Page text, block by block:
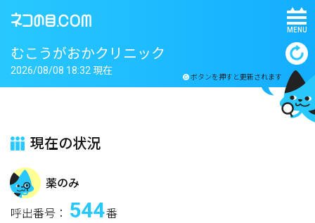
MENU
むこうがおかクリニック
ボタンを押すと更新されます
2026/08/08 18:32 現在
現在の状況
薬のみ
呼出番号： 544番